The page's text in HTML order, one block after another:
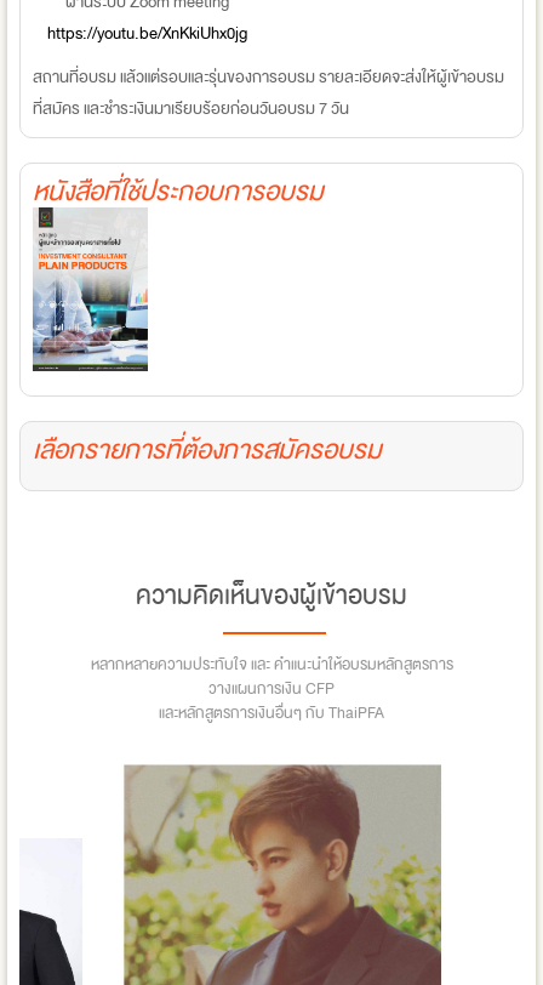
https://youtu.be/XnKkiUhx0jg
สถานที่อบรม แล้วแต่รอบและรุ่นของการอบรม รายละเอียดจะส่งให้ผู้เข้าอบรม
ที่สมัคร และชำระเงินมาเรียบร้อยก่อนวันอบรม 7 วัน
หนังสือที่ใช้ประกอบการอบรม
เลือกรายการที่ต้องการสมัครอบรม
ความคิดเห็นของผู้เข้าอบรม
หลากหลายความประทับใจ และ คำแนะนำให้อบรมหลักสูตรการ
วางแผนการเงิน CFP
และหลักสูตรการเงินอื่นๆ กับ ThaiPFA